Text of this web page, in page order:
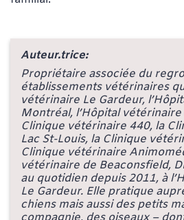
Auteur.trice:
Propriétaire associée du
établissements vétérinaires
vétérinaire Le Gardeur,
Montréal, l’Hôpital
Clinique vétérinaire 440, la
Lac St-Louis, la Clinique
Clinique vétérinaire
vétérinaire de Beaconsfield,
au quotidien depuis 2011, à
Le Gardeur. Elle pratique
chiens mais aussi des petits